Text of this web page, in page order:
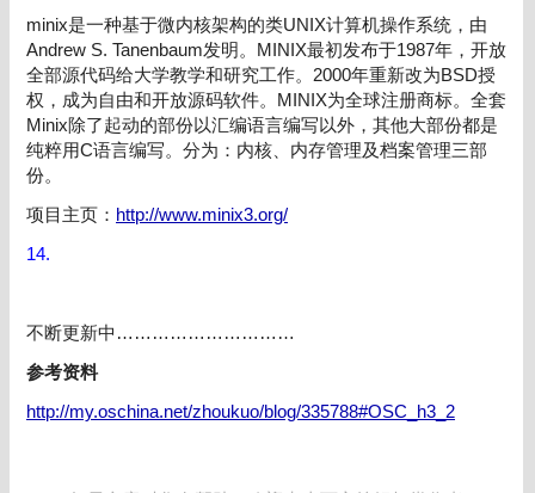
minix是一种基于微内核架构的类UNIX计算机操作系统，由
Andrew S. Tanenbaum发明。MINIX最初发布于1987年，开放
全部源代码给大学教学和研究工作。2000年重新改为BSD授
权，成为自由和开放源码软件。MINIX为全球注册商标。全套
Minix除了起动的部份以汇编语言编写以外，其他大部份都是
纯粹用C语言编写。分为：内核、内存管理及档案管理三部
份。
项目主页： http://www.minix3.org/
14.
不断更新中…………………………
参考资料
http://my.oschina.net/zhoukuo/blog/335788#OSC_h3_2